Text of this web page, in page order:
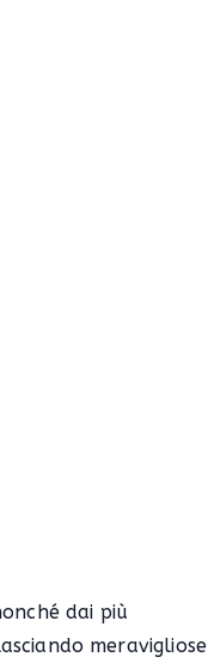
dai più
meravigliose